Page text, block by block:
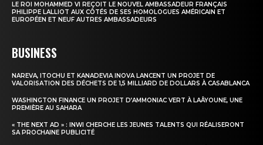
LE ROI MOHAMMED VI REÇOIT LE NOUVEL AMBASSADEUR FRANÇAIS
PHILIPPE LALLIOT AUX CÔTÉS DE SES HOMOLOGUES AMÉRICAIN ET
EUROPÉEN ET NEUF AUTRES AMBASSADEURS
BUSINESS
NAREVA, ITOCHU ET KANADEVIA INOVA LANCENT UN PROJET DE
VALORISATION DES DÉCHETS DE 1,5 MILLIARD DE DOLLARS À CASABLANCA
WASHINGTON FINANCE UN PROJET D’AMMONIAC VERT À LAÂYOUNE, UNE
PREMIÈRE AU SAHARA
« THE NEXT AD » : INWI CHERCHE LES JEUNES TALENTS QUI RÉALISERONT
SA PROCHAINE PUBLICITÉ